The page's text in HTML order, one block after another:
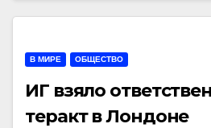
В МИРЕ ОБЩЕСТВО
ИГ взяло
теракт в Лондоне